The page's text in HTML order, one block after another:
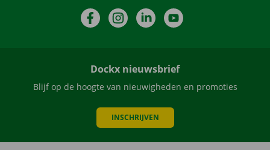
FacebookInstagramLinkedIn
Dockx nieuwsbrief
Blijf op de hoogte van nieuwigheden en promoties
INSCHRIJVEN